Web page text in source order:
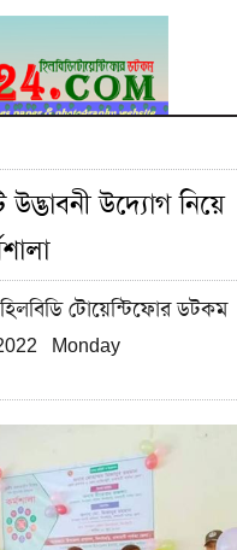
উদ্ভাবনী উদ্যোগ নিয়ে
টোয়েন্টিফোর ডটকম
Monday